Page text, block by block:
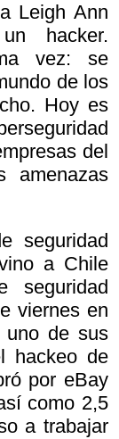
Leigh Ann
hacker.
vez: se
de los
Hoy es
del
amenazas
seguridad
a Chile
seguridad
viernes en
uno de sus
hackeo de
por eBay
como 2,5
a trabajar